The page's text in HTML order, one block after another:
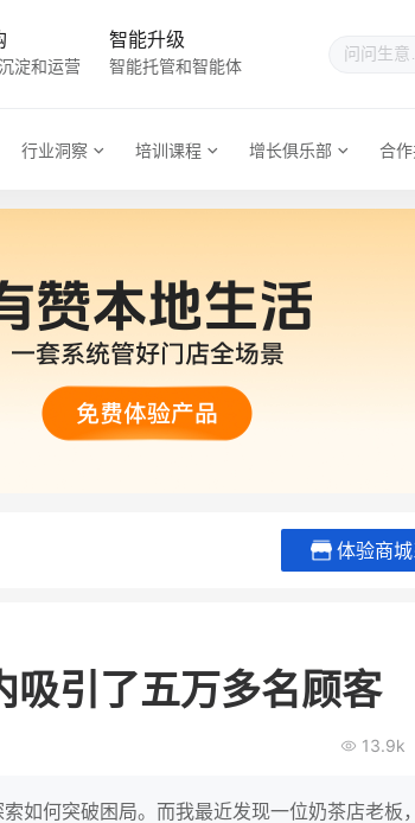
淀和运营
智能升级
智能托管和智能体
行业洞察 培训课程 增长俱乐部 合
体验商
吸引了五万多名顾客
13.9k
如何突破困局。而我最近发现一位奶茶店老板
+
7900 万
鼠旗下的网红婴儿辅食品
母婴
年